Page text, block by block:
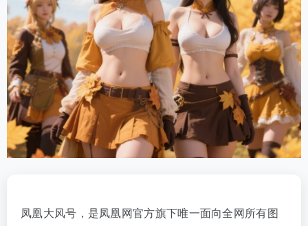
凤凰大风号，是凤凰网官方旗下唯一面向全网所有图